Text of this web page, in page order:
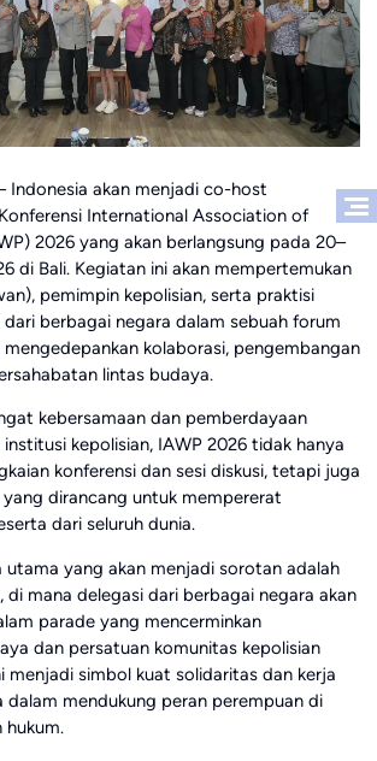
Indonesia akan menjadi co-host
International Association of
2026 yang akan berlangsung pada 20–
di Bali. Kegiatan ini akan mempertemukan
pemimpin kepolisian, serta praktisi
dari berbagai negara dalam sebuah forum
kolaborasi, pengembangan
lintas budaya.
kebersamaan dan pemberdayaan
kepolisian, IAWP 2026 tidak hanya
konferensi dan sesi diskusi, tetapi juga
dirancang untuk mempererat
dari seluruh dunia.
utama yang akan menjadi sorotan adalah
di mana delegasi dari berbagai negara akan
parade yang mencerminkan
dan persatuan komunitas kepolisian
menjadi simbol kuat solidaritas dan kerja
dalam mendukung peran perempuan di
hukum.